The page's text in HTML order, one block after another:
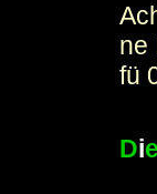
ne
fü
Die